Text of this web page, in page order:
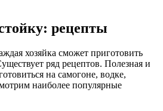
рецепты
хозяйка сможет приготовить
ряд рецептов. Полезная и
на самогоне, водке,
наиболее популярные